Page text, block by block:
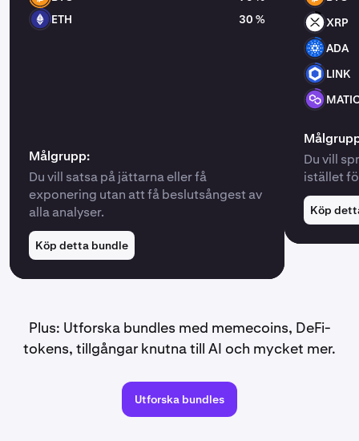
ETH
30 %
Målgrupp:
Du vill satsa på jättarna eller få
exponering utan att få beslutsångest av
alla analyser.
Köp detta bundle
XRP
ADA
LINK
Du vill
istället
Köp
Plus: Utforska bundles med memecoins, DeFi-
tokens, tillgångar knutna till AI och mycket mer.
Utforska bundles